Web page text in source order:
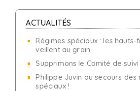
ACTUALITÉS
Régimes spéciaux : les hauts-
veillent au grain
Supprimons le Comité de
Philippe Juvin au secours des
spéciaux !